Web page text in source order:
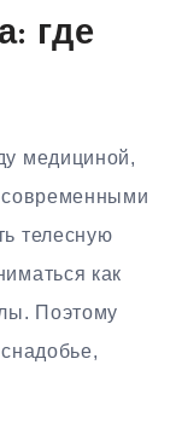
где
медициной,
современными
телесную
как
Поэтому